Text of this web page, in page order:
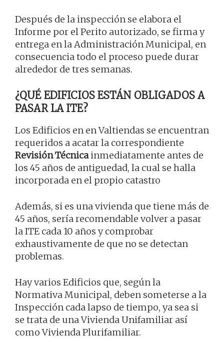
Después de la inspección se elabora el
Informe por el Perito autorizado, se firma y
entrega en la Administración Municipal, en
consecuencia todo el proceso puede durar
alrededor de tres semanas.
¿QUÉ EDIFICIOS ESTÁN OBLIGADOS A
PASAR LA ITE?
Los Edificios en en Valtiendas se encuentran
requeridos a acatar la correspondiente
Revisión Técnicainmediatamente antes de
los 45 años de antiguedad, la cual se halla
incorporada en el propio catastro
Además, si es una vivienda que tiene más de
45 años, sería recomendable volver a pasar
la ITE cada 10 años y comprobar
exhaustivamente de que no se detectan
problemas.
Hay varios Edificios que, según la
Normativa Municipal, deben someterse a la
Inspección cada lapso de tiempo, ya sea si
se trata de una Vivienda Unifamiliar así
como Vivienda Plurifamiliar.